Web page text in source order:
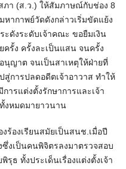
า (ส.ว.) ให้สัมภาษณ์กับช่อง 8
ากาพย์วัดดังกล่าวเริ่มขัดแย้ง
ะดังระดับเจ้าคณะ ขอยืมเงิน
รั้ง ครั้งละเป็นแสน จนครั้ง
นุญาต จนเป็นสาเหตุให้ฝ่ายที่
การปลดอดีตเจ้าอาวาส ทำให้
ารแต่งตั้งรักษาการและเจ้า
งหมดมายาวนาน
ร้องเรียนสมัยเป็นสนช.เมื่อปี
งเป็นคนพิจิตรลงมาตรวจสอบ
รุธ ทั้งประเด็นเรื่องแต่งตั้งเจ้า